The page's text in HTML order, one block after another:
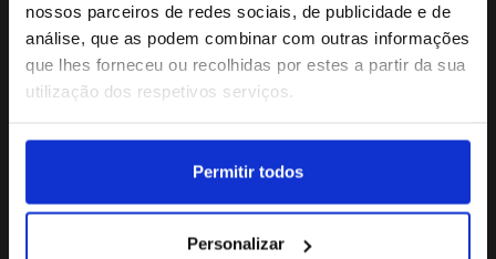
nossos parceiros de redes sociais, de publicidade e de
análise, que as podem combinar com outras informações
que lhes forneceu ou recolhidas por estes a partir da sua
utilização dos respetivos serviços.
Permitir todos
Personalizar
Sede da Agência
Rua Dr.João Couto Lote C
(+351) 217116500
Social